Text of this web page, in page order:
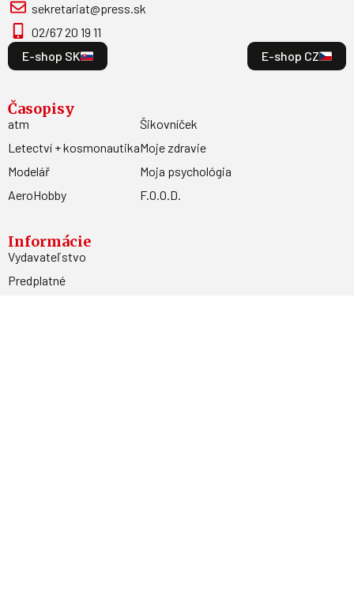
sekretariat@press.sk
02/67 20 19 11
E-shop SK
E-shop CZ
Časopisy
atm
Letectví + kosmonautika
Modelář
AeroHobby
Šikovníček
Moje zdravie
Moja psychológia
F.O.O.D.
Informácie
Vydavateľstvo
Predplatné